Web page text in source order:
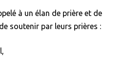
à un élan de prière et de
soutenir par leurs prières :